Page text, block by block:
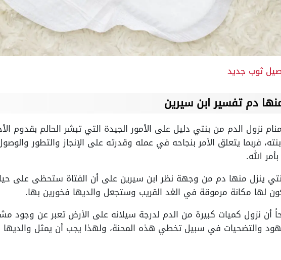
ثوب جديد
دم تفسير ابن سيرين
نزول الدم من بنتي دليل على الأمور الجيدة التي تبشر الحالم بقدوم
فربما يتعلق الأمر بنجاحه في عمله وقدرته على الإنجاز والتطور
الله.
ينزل منها دم من وجهة نظر ابن سيرين على أن الفتاة ستحظى على
لها مكانة مرموقة في الغد القريب وستجعل والديها فخورين بها.
أن نزول كميات كبيرة من الدم لدرجة سيلانه على الأرض تعبر عن وجود
والتضحيات في سبيل تخطي هذه المحنة، ولهذا يجب أن يمثل